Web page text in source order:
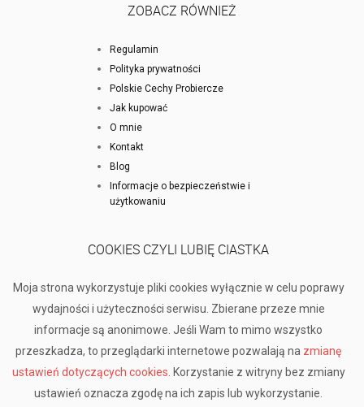
ZOBACZ RÓWNIEŻ
Regulamin
Polityka prywatności
Polskie Cechy Probiercze
Jak kupować
O mnie
Kontakt
Blog
Informacje o bezpieczeństwie i
użytkowaniu
COOKIES CZYLI LUBIĘ CIASTKA
Moja strona wykorzystuje pliki cookies wyłącznie w celu poprawy
wydajności i użyteczności serwisu. Zbierane przeze mnie
informacje są anonimowe. Jeśli Wam to mimo wszystko
przeszkadza, to przeglądarki internetowe pozwalają na zmianę
ustawień dotyczących cookies . Korzystanie z witryny bez zmiany
ustawień oznacza zgodę na ich zapis lub wykorzystanie.